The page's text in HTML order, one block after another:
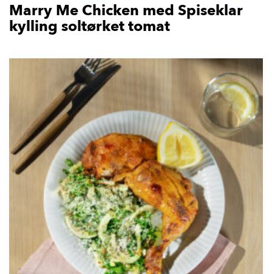
Marry Me Chicken med Spiseklar
kylling soltørket tomat